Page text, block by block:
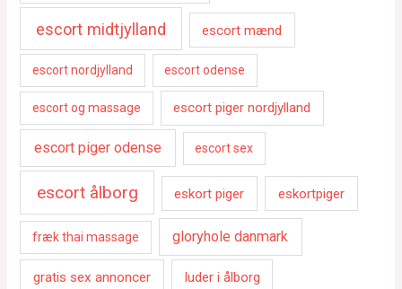
escort midtjylland escort mænd
escort nordjylland escort odense
escort og massage escort piger nordjylland
escort piger odense escort sex
escort ålborg eskort piger eskortpiger
fræk thai massage gloryhole danmark
gratis sex annoncer luder i ålborg